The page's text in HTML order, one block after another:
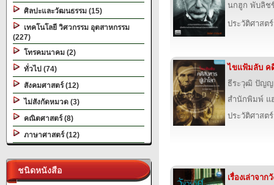
ศิลปะและวัฒนธรรม (15)
เทคโนโลยี วิศวกรรม อุตสาหกรรม
(227)
โทรคมนาคม (2)
ทั่วไป (74)
สังคมศาสตร์ (12)
ไม่สังกัดหมวด (3)
คณิตศาสตร์ (8)
ภาษาศาสตร์ (12)
ชนิดหนังสือ
นกฮูก พับลิช
ประวัติศาสต
ไขแฟ้มลับ ค
ธีระวุฒิ ปัญญ
สำนักพิมพ์ แ
ประวัติศาสต
เรื่องเล่าจาก